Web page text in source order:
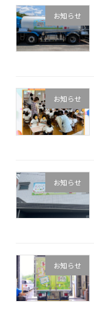
お知らせ
お知らせ
お知らせ
お知らせ